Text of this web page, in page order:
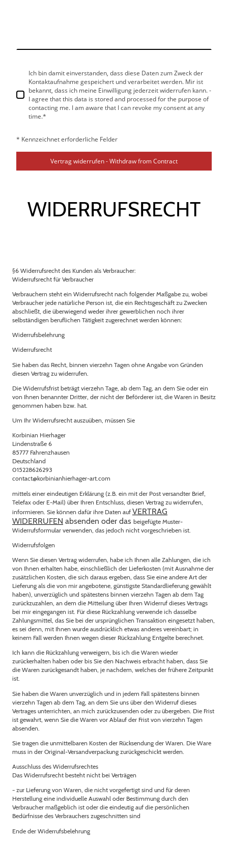
Ich bin damit einverstanden, dass diese Daten zum Zweck der
Kontaktaufnahme gespeichert und verarbeitet werden. Mir ist
bekannt, dass ich meine Einwilligung jederzeit widerrufen kann. -
I agree that this data is stored and processed for the purpose of
contacting me. I am aware that I can revoke my consent at any
time.*
* Kennzeichnet erforderliche Felder
Vertrag widerrufen - Withdraw from Contract
WIDERRUFSRECHT
§6 Widerrufsrecht des Kunden als Verbraucher:
Widerrufsrecht für Verbraucher
Verbrauchern steht ein Widerrufsrecht nach folgender Maßgabe zu, wobei
Verbraucher jede natürliche Person ist, die ein Rechtsgeschäft zu Zwecken
abschließt, die überwiegend weder ihrer gewerblichen noch ihrer
selbständigen beruflichen Tätigkeit zugerechnet werden können:
Widerrufsbelehrung
Widerrufsrecht
Sie haben das Recht, binnen vierzehn Tagen ohne Angabe von Gründen
diesen Vertrag zu widerrufen.
Die Widerrufsfrist beträgt vierzehn Tage, ab dem Tag, an dem Sie oder ein
von Ihnen benannter Dritter, der nicht der Beförderer ist, die Waren in Besitz
genommen haben bzw. hat.
Um Ihr Widerrufsrecht auszuüben, müssen Sie
Korbinian Hierhager
Lindenstraße 6
85777 Fahrenzhausen
Deutschland
015228626293
contact@korbinianhierhager-art.com
mittels einer eindeutigen Erklärung (z.B. ein mit der Post versandter Brief,
Telefax oder E-Mail) über Ihren Entschluss, diesen Vertrag zu widerrufen,
informieren. Sie können dafür ihre Daten auf VERTRAG
WIDERRUFEN absenden oder das beigefügte Muster-
Widerrufsformular verwenden, das jedoch nicht vorgeschrieben ist.
Widerrufsfolgen
Wenn Sie diesen Vertrag widerrufen, habe ich Ihnen alle Zahlungen, die ich
von Ihnen erhalten habe, einschließlich der Lieferkosten (mit Ausnahme der
zusätzlichen Kosten, die sich daraus ergeben, dass Sie eine andere Art der
Lieferung als die von mir angebotene, günstigste Standardlieferung gewählt
haben), unverzüglich und spätestens binnen vierzehn Tagen ab dem Tag
zurückzuzahlen, an dem die Mitteilung über Ihren Widerruf dieses Vertrags
bei mir eingegangen ist. Für diese Rückzahlung verwende ich dasselbe
Zahlungsmittel, das Sie bei der ursprünglichen Transaktion eingesetzt haben,
es sei denn, mit Ihnen wurde ausdrücklich etwas anderes vereinbart; in
keinem Fall werden Ihnen wegen dieser Rückzahlung Entgelte berechnet.
Ich kann die Rückzahlung verweigern, bis ich die Waren wieder
zurückerhalten haben oder bis Sie den Nachweis erbracht haben, dass Sie
die Waren zurückgesandt haben, je nachdem, welches der frühere Zeitpunkt
ist.
Sie haben die Waren unverzüglich und in jedem Fall spätestens binnen
vierzehn Tagen ab dem Tag, an dem Sie uns über den Widerruf dieses
Vertrages unterrichten, an mich zurückzusenden oder zu übergeben. Die Frist
ist gewahrt, wenn Sie die Waren vor Ablauf der Frist von vierzehn Tagen
absenden.
Sie tragen die unmittelbaren Kosten der Rücksendung der Waren. Die Ware
muss in der Original-Versandverpackung zurückgeschickt werden.
Ausschluss des Widerrufsrechtes
Das Widerrufsrecht besteht nicht bei Verträgen
− zur Lieferung von Waren, die nicht vorgefertigt sind und für deren
Herstellung eine individuelle Auswahl oder Bestimmung durch den
Verbraucher maßgeblich ist oder die eindeutig auf die persönlichen
Bedürfnisse des Verbrauchers zugeschnitten sind
Ende der Widerrufsbelehrung